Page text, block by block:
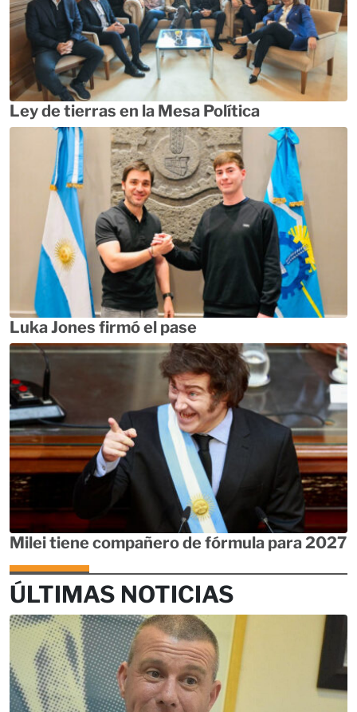
Ley de tierras en la Mesa Política
Luka Jones firmó el pase
Milei tiene compañero de fórmula para 2027
ÚLTIMAS NOTICIAS